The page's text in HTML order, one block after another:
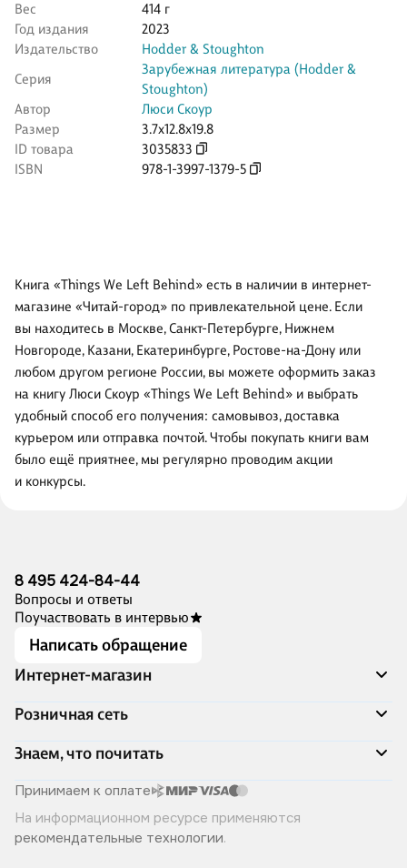
Вес
414 г
Год издания
2023
Издательство
Hodder & Stoughton
Серия
Зарубежная литература (Hodder &
Stoughton)
Автор
Люси Скоур
Размер
3.7x12.8x19.8
ID товара
3035833
ISBN
978-1-3997-1379-5
Книга «Things We Left Behind» есть в наличии в интернет-
магазине «Читай-город» по привлекательной цене. Если
вы находитесь в Москве, Санкт-Петербурге, Нижнем
Новгороде, Казани, Екатеринбурге, Ростове-на-Дону или
любом другом регионе России, вы можете оформить заказ
на книгу Люси Скоур «Things We Left Behind» и выбрать
удобный способ его получения: самовывоз, доставка
курьером или отправка почтой. Чтобы покупать книги вам
было ещё приятнее, мы регулярно проводим акции
и конкурсы.
8 495 424-84-44
Вопросы и ответы
Поучаствовать в интервью
Написать обращение
Интернет-магазин
Акции
Доставка и оплата
Программа лояльности
Подарочные сертификаты
Правила продажи
Политика конфиденциальности
Розничная сеть
Адреса магазинов
Книжный Дозор
О компании
Читай-город для бизнеса
Хотите у нас работать?
Знаем, что почитать
Скоро в продаже
Лучшие из лучших
Читай-журнал
Принимаем к оплате
На информационном ресурсе применяются
рекомендательные технологии.